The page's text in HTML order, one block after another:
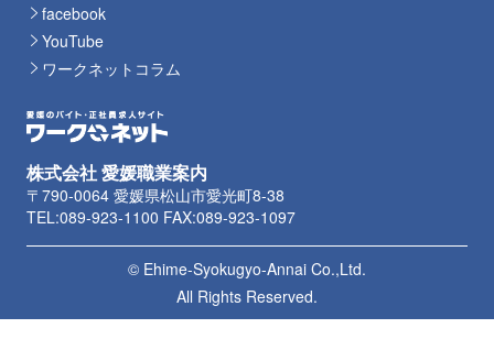
facebook
YouTube
ワークネットコラム
株式会社 愛媛職業案内
〒790-0064 愛媛県松山市愛光町8-38
TEL:089-923-1100 FAX:089-923-1097
© Ehime-Syokugyo-Annai Co.,Ltd.
All Rights Reserved.